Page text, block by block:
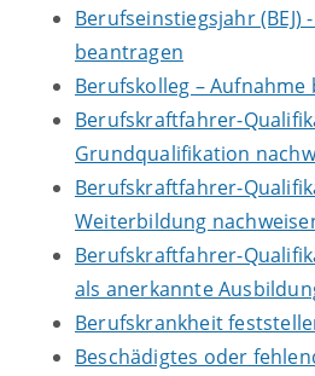
Berufseinstiegsjahr (BEJ)
beantragen
Berufskolleg – Aufnahme
Berufskraftfahrer-
Grundqualifikation
Berufskraftfahrer-
Weiterbildung
Berufskraftfahrer-
als anerkannte
Berufskrankheit
Beschädigtes oder